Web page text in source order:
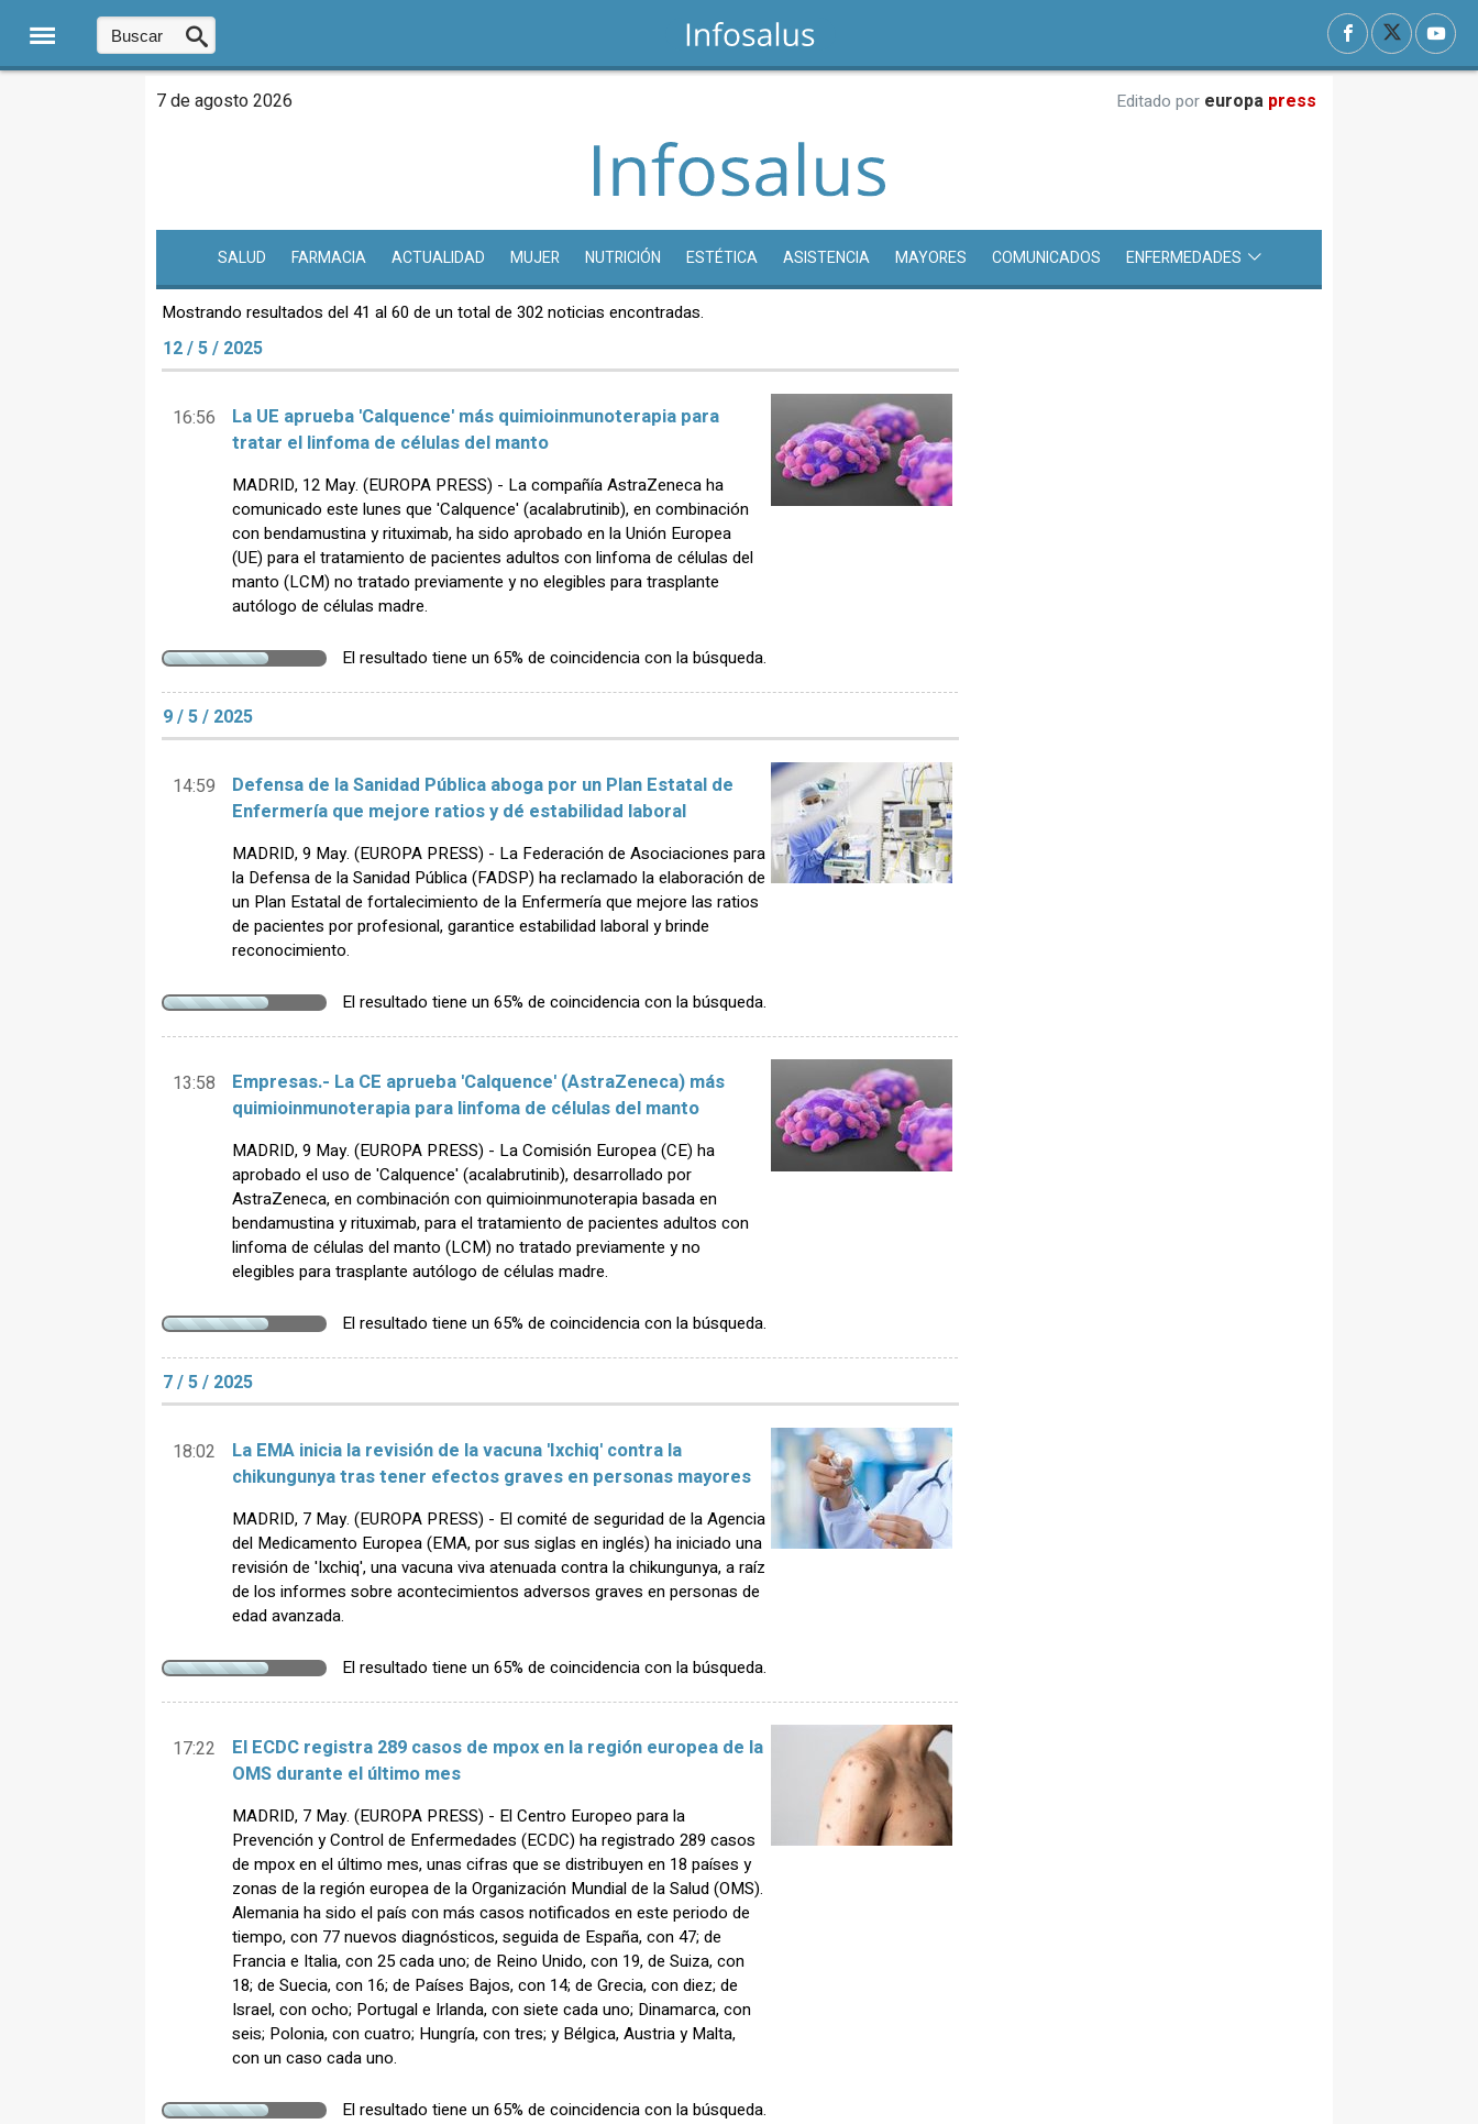
7 de agosto 2026 Editado por europa press
SALUD FARMACIA ACTUALIDAD MUJER NUTRICIÓN ESTÉTICA ASISTENCIA MAYORES COMUNICADOS ENFERMEDADES
Mostrando resultados del 41 al 60 de un total de 302 noticias encontradas.
12 / 5 / 2025
16:56
La UE aprueba 'Calquence' más quimioinmunoterapia para
tratar el linfoma de células del manto
MADRID, 12 May. (EUROPA PRESS) - La compañía AstraZeneca ha
comunicado este lunes que 'Calquence' (acalabrutinib), en combinación
con bendamustina y rituximab, ha sido aprobado en la Unión Europea
(UE) para el tratamiento de pacientes adultos con linfoma de células del
manto (LCM) no tratado previamente y no elegibles para trasplante
autólogo de células madre.
El resultado tiene un 65% de coincidencia con la búsqueda.
9 / 5 / 2025
14:59
Defensa de la Sanidad Pública aboga por un Plan Estatal de
Enfermería que mejore ratios y dé estabilidad laboral
MADRID, 9 May. (EUROPA PRESS) - La Federación de Asociaciones para
la Defensa de la Sanidad Pública (FADSP) ha reclamado la elaboración de
un Plan Estatal de fortalecimiento de la Enfermería que mejore las ratios
de pacientes por profesional, garantice estabilidad laboral y brinde
reconocimiento.
El resultado tiene un 65% de coincidencia con la búsqueda.
13:58
Empresas.- La CE aprueba 'Calquence' (AstraZeneca) más
quimioinmunoterapia para linfoma de células del manto
MADRID, 9 May. (EUROPA PRESS) - La Comisión Europea (CE) ha
aprobado el uso de 'Calquence' (acalabrutinib), desarrollado por
AstraZeneca, en combinación con quimioinmunoterapia basada en
bendamustina y rituximab, para el tratamiento de pacientes adultos con
linfoma de células del manto (LCM) no tratado previamente y no
elegibles para trasplante autólogo de células madre.
El resultado tiene un 65% de coincidencia con la búsqueda.
7 / 5 / 2025
18:02
La EMA inicia la revisión de la vacuna 'Ixchiq' contra la
chikungunya tras tener efectos graves en personas mayores
MADRID, 7 May. (EUROPA PRESS) - El comité de seguridad de la Agencia
del Medicamento Europea (EMA, por sus siglas en inglés) ha iniciado una
revisión de 'Ixchiq', una vacuna viva atenuada contra la chikungunya, a raíz
de los informes sobre acontecimientos adversos graves en personas de
edad avanzada.
El resultado tiene un 65% de coincidencia con la búsqueda.
17:22
El ECDC registra 289 casos de mpox en la región europea de la
OMS durante el último mes
MADRID, 7 May. (EUROPA PRESS) - El Centro Europeo para la
Prevención y Control de Enfermedades (ECDC) ha registrado 289 casos
de mpox en el último mes, unas cifras que se distribuyen en 18 países y
zonas de la región europea de la Organización Mundial de la Salud (OMS).
Alemania ha sido el país con más casos notificados en este periodo de
tiempo, con 77 nuevos diagnósticos, seguida de España, con 47; de
Francia e Italia, con 25 cada uno; de Reino Unido, con 19, de Suiza, con
18; de Suecia, con 16; de Países Bajos, con 14; de Grecia, con diez; de
Israel, con ocho; Portugal e Irlanda, con siete cada uno; Dinamarca, con
seis; Polonia, con cuatro; Hungría, con tres; y Bélgica, Austria y Malta,
con un caso cada uno.
El resultado tiene un 65% de coincidencia con la búsqueda.